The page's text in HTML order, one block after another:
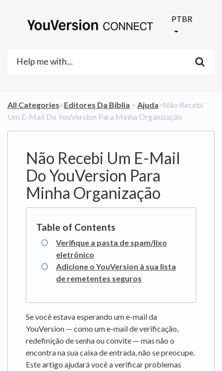
PTBR
All Categories​>​​Editores Da Bíblia ​ > ​ ​Ajuda​>​ Não Recebi
Um E-Mail Do YouVersion Para Minha Organização
Não Recebi Um E-Mail
Do YouVersion Para
Minha Organização
Verifique a pasta de spam/lixo
eletrônico
Adicione o YouVersion à sua lista
de remetentes seguros
Se você estava esperando um e-mail da
YouVersion — como um e-mail de verificação,
redefinição de senha ou convite — mas não o
encontra na sua caixa de entrada, não se preocupe.
Este artigo ajudará você a verificar problemas